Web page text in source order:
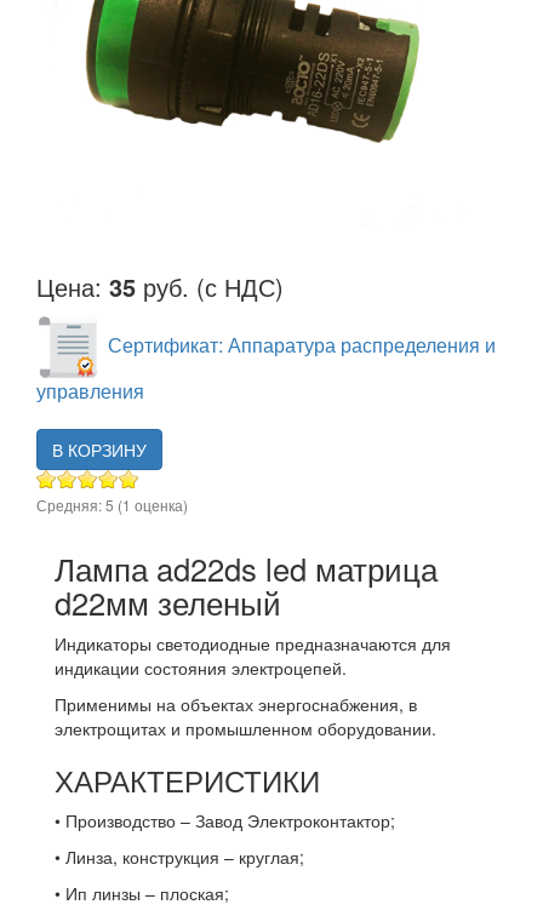
Цена: 35 руб. (с НДС)
Сертификат: Аппаратура распределения и
управления
В КОРЗИНУ
Средняя:5 (1 оценка)
Лампа ad22ds led матрица
d22мм зеленый
Индикаторы светодиодные предназначаются для
индикации состояния электроцепей.
Применимы на объектах энергоснабжения, в
электрощитах и промышленном оборудовании.
ХАРАКТЕРИСТИКИ
• Производство – Завод Электроконтактор;
• Линза, конструкция – круглая;
• Ип линзы – плоская;